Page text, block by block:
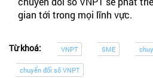
gian tới trong mọi lĩnh vực.
Từ khoá: VNPT SME
chuyển đổi số VNPT